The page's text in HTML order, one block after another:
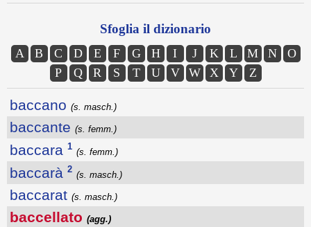
Sfoglia il dizionario
A B C D E F G H I J K L M N
O
P
Q R S T U V W X Y Z
baccano (s. masch.)
baccante (s. femm.)
baccara 1
(s. femm.)
baccarà 2
(s. masch.)
baccarat (s. masch.)
baccellato (agg.)